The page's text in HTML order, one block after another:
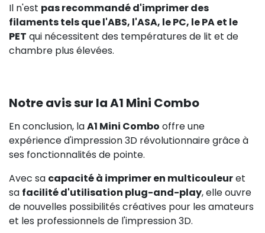
Il n'est pas recommandé d'imprimer des
filaments tels que l'ABS, l'ASA, le PC, le PA et le
PET qui nécessitent des températures de lit et de
chambre plus élevées.
Notre avis sur la A1 Mini Combo
En conclusion, laA1 Mini Combo offre une
expérience d'impression 3D révolutionnaire grâce à
ses fonctionnalités de pointe.
Avec sa capacité à imprimer en multicouleuret
sa facilité d'utilisation plug-and-play, elle ouvre
de nouvelles possibilités créatives pour les amateurs
et les professionnels de l'impression 3D.